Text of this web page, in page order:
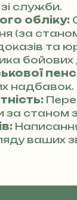
служби.
обліку:
(за
та
бойових
надбавок.
за станом
ваших